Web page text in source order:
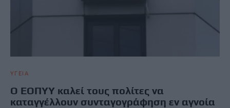
ΥΓΕΙΑ
Ο ΕΟΠΥΥ καλεί τους πολίτες να
καταγγέλλουν συνταγογράφηση εν αγνοία